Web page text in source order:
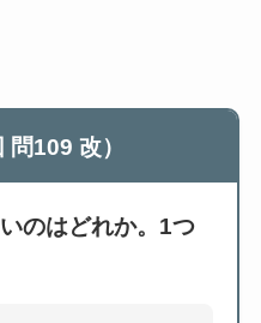
109 改）
のはどれか。1つ